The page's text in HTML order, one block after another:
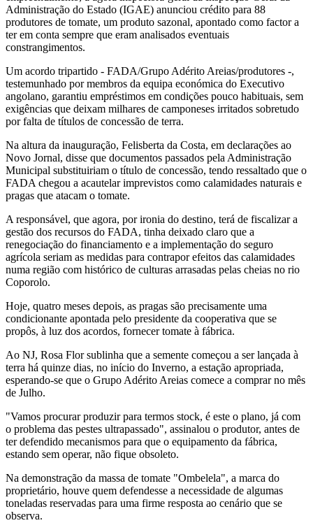
Administração do Estado (IGAE) anunciou crédito para 88
produtores de tomate, um produto sazonal, apontado como factor a
ter em conta sempre que eram analisados eventuais
constrangimentos.
Um acordo tripartido - FADA/Grupo Adérito Areias/produtores -,
testemunhado por membros da equipa económica do Executivo
angolano, garantiu empréstimos em condições pouco habituais, sem
exigências que deixam milhares de camponeses irritados sobretudo
por falta de títulos de concessão de terra.
Na altura da inauguração, Felisberta da Costa, em declarações ao
Novo Jornal, disse que documentos passados pela Administração
Municipal substituiriam o título de concessão, tendo ressaltado que o
FADA chegou a acautelar imprevistos como calamidades naturais e
pragas que atacam o tomate.
A responsável, que agora, por ironia do destino, terá de fiscalizar a
gestão dos recursos do FADA, tinha deixado claro que a
renegociação do financiamento e a implementação do seguro
agrícola seriam as medidas para contrapor efeitos das calamidades
numa região com histórico de culturas arrasadas pelas cheias no rio
Coporolo.
Hoje, quatro meses depois, as pragas são precisamente uma
condicionante apontada pelo presidente da cooperativa que se
propôs, à luz dos acordos, fornecer tomate à fábrica.
Ao NJ, Rosa Flor sublinha que a semente começou a ser lançada à
terra há quinze dias, no início do Inverno, a estação apropriada,
esperando-se que o Grupo Adérito Areias comece a comprar no mês
de Julho.
"Vamos procurar produzir para termos stock, é este o plano, já com
o problema das pestes ultrapassado", assinalou o produtor, antes de
ter defendido mecanismos para que o equipamento da fábrica,
estando sem operar, não fique obsoleto.
Na demonstração da massa de tomate "Ombelela", a marca do
proprietário, houve quem defendesse a necessidade de algumas
toneladas reservadas para uma firme resposta ao cenário que se
observa.